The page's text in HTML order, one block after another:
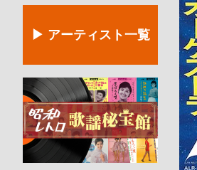
▶ アーティスト一覧